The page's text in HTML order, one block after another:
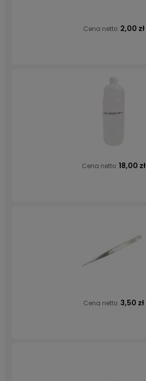
Cena netto: 2,00 zł
Cena netto: 18,00 zł
Cena netto: 3,50 zł